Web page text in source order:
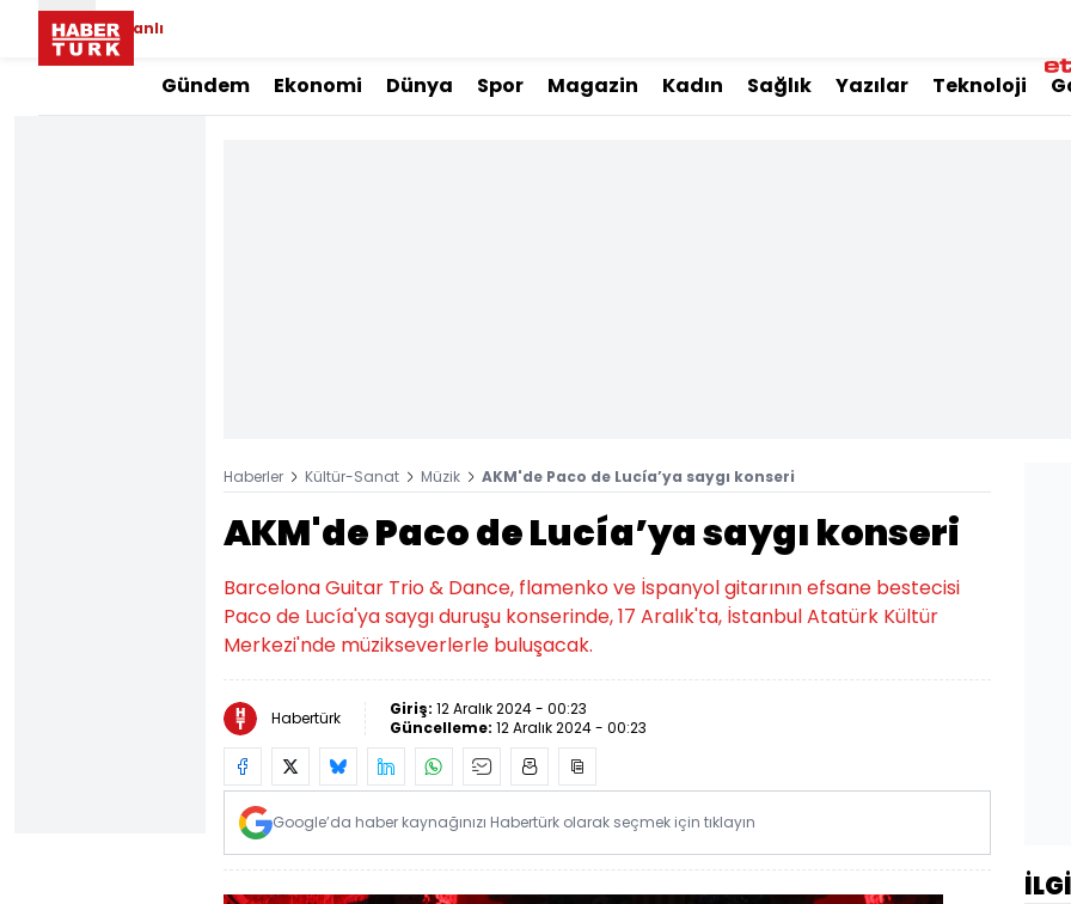
Canlı
Gündem Ekonomi Dünya Spor Magazin Kadın Sağlık Yazılar Teknoloji
Haberler Kültür-Sanat Müzik AKM'de Paco de Lucía’ya saygı konseri
AKM'de Paco de Lucía’ya saygı konseri
Barcelona Guitar Trio & Dance, flamenko ve İspanyol gitarının efsane bestecisi
Paco de Lucía'ya saygı duruşu konserinde, 17 Aralık'ta, İstanbul Atatürk Kültür
Merkezi'nde müzikseverlerle buluşacak.
Habertürk Giriş: 12 Aralık 2024 - 00:23
Güncelleme: 12 Aralık 2024 - 00:23
Google’da haber kaynağınızı Habertürk olarak seçmek için tıklayın